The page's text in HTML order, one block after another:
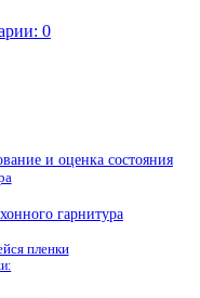
0
и оценка состояния
гарнитура
пленки